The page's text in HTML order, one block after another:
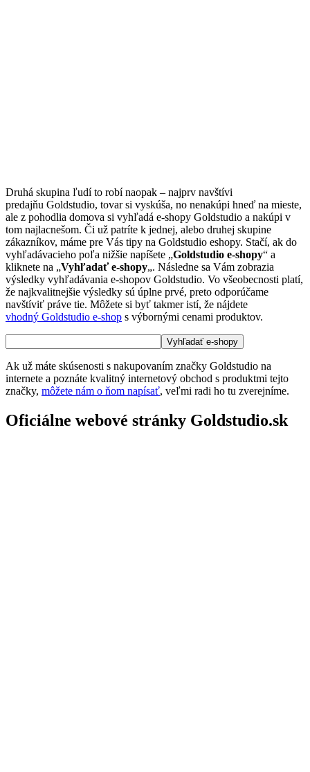
Druhá skupina ľudí to robí naopak – najprv navštívi
predajňu Goldstudio, tovar si vyskúša, no nenakúpi hneď na mieste,
ale z pohodlia domova si vyhľadá e-shopy Goldstudio a nakúpi v
tom najlacnešom. Či už patríte k jednej, alebo druhej skupine
zákazníkov, máme pre Vás tipy na Goldstudio eshopy. Stačí, ak do
vyhľadávacieho poľa nižšie napíšete „Goldstudio e-shopy“ a
kliknete na „Vyhľadať e-shopy„. Následne sa Vám zobrazia
výsledky vyhľadávania e-shopov Goldstudio. Vo všeobecnosti platí,
že najkvalitnejšie výsledky sú úplne prvé, preto odporúčame
navštíviť práve tie. Môžete si byť takmer istí, že nájdete
vhodný Goldstudio e-shop s výbornými cenami produktov.
Ak už máte skúsenosti s nakupovaním značky Goldstudio na
internete a poznáte kvalitný internetový obchod s produktmi tejto
značky, môžete nám o ňom napísať, veľmi radi ho tu zverejníme.
Oficiálne webové stránky Goldstudio.sk